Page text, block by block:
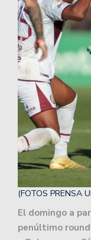
(FOTOS PRENSA
El domingo a
penúltimo